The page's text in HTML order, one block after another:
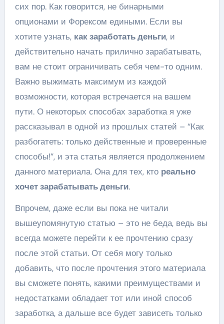
сих пор. Как говорится, не бинарными
опционами и Форексом едиными. Если вы
хотите узнать, как заработать деньги, и
действительно начать прилично зарабатывать,
вам не стоит ограничивать себя чем-то одним.
Важно выжимать максимум из каждой
возможности, которая встречается на вашем
пути. О некоторых способах заработка я уже
рассказывал в одной из прошлых статей – “Как
разбогатеть: только действенные и проверенные
способы!”, и эта статья является продолжением
данного материала. Она для тех, кто реально
хочет зарабатывать деньги.
Впрочем, даже если вы пока не читали
вышеупомянутую статью – это не беда, ведь вы
всегда можете перейти к ее прочтению сразу
после этой статьи. От себя могу только
добавить, что после прочтения этого материала
вы сможете понять, какими преимуществами и
недостатками обладает тот или иной способ
заработка, а дальше все будет зависеть только